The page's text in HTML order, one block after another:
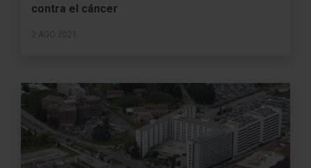
contra el cáncer